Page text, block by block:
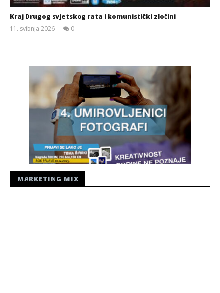
Kraj Drugog svjetskog rata i komunistički zločini
11. svibnja 2026.
0
MARKETING MIX